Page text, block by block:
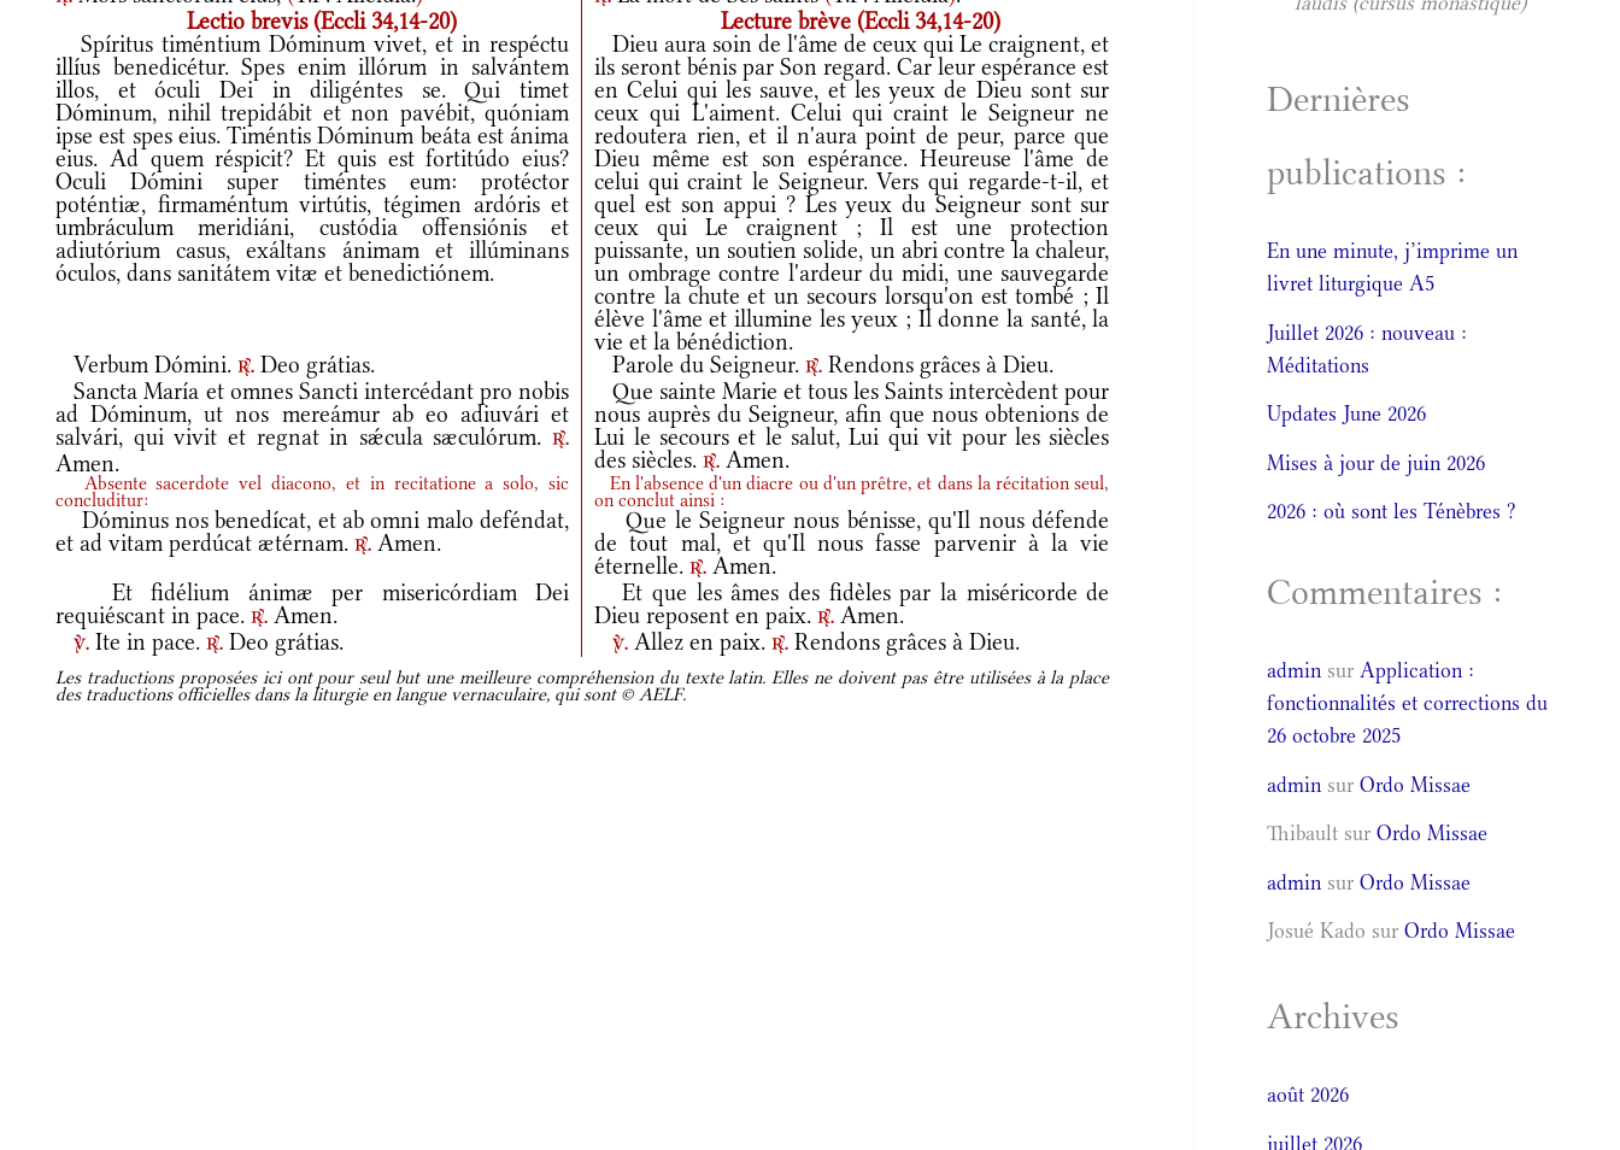
Lectio brevis (Eccli 34,14-20)
Lecture brève (Eccli 34,14-20)
Spíritus timéntium Dóminum vivet, et in respéctu
illíus benedicétur. Spes enim illórum in salvántem
illos, et óculi Dei in diligéntes se. Qui timet
Dóminum, nihil trepidábit et non pavébit, quóniam
ipse est spes eius. Timéntis Dóminum beáta est ánima
eius. Ad quem réspicit? Et quis est fortitúdo eius?
Oculi Dómini super timéntes eum: protéctor
poténtiæ, firmaméntum virtútis, tégimen ardóris et
umbráculum meridiáni, custódia offensiónis et
adiutórium casus, exáltans ánimam et illúminans
óculos, dans sanitátem vitæ et benedictiónem.
Dieu aura soin de l'âme de ceux qui Le craignent, et
ils seront bénis par Son regard. Car leur espérance est
en Celui qui les sauve, et les yeux de Dieu sont sur
ceux qui L'aiment. Celui qui craint le Seigneur ne
redoutera rien, et il n'aura point de peur, parce que
Dieu même est son espérance. Heureuse l'âme de
celui qui craint le Seigneur. Vers qui regarde-t-il, et
quel est son appui ? Les yeux du Seigneur sont sur
ceux qui Le craignent ; Il est une protection
puissante, un soutien solide, un abri contre la chaleur,
un ombrage contre l'ardeur du midi, une sauvegarde
contre la chute et un secours lorsqu'on est tombé ; Il
élève l'âme et illumine les yeux ; Il donne la santé, la
vie et la bénédiction.
Verbum Dómini. r. Deo grátias. Parole du Seigneur.r. Rendons grâces à Dieu.
Sancta María et omnes Sancti intercédant pro nobis
ad Dóminum, ut nos mereámur ab eo adiuvári et
salvári, qui vivit et regnat in sǽcula sæculórum.r.
Amen.
Que sainte Marie et tous les Saints intercèdent pour
nous auprès du Seigneur, afin que nous obtenions de
Lui le secours et le salut, Lui qui vit pour les siècles
des siècles.r. Amen.
Absente sacerdote vel diacono, et in recitatione a solo, sic
concluditur:
En l'absence d'un diacre ou d'un prêtre, et dans la récitation seul,
on conclut ainsi :
Dóminus nos benedícat, et ab omni malo deféndat,
et ad vitam perdúcat ætérnam. r. Amen.
Que le Seigneur nous bénisse, qu'Il nous défende
de tout mal, et qu'Il nous fasse parvenir à la vie
éternelle.r. Amen.
Et fidélium ánimæ per misericórdiam Dei
requiéscant in pace. r. Amen.
Et que les âmes des fidèles par la miséricorde de
Dieu reposent en paix.r. Amen.
v. Ite in pace. r. Deo grátias. v. Allez en paix.r. Rendons grâces à Dieu.
Les traductions proposées ici ont pour seul but une meilleure compréhension du texte latin. Elles ne doivent pas être utilisées à la place
des traductions officielles dans la liturgie en langue vernaculaire, qui sont © AELF.
Dernières
publications :
En une minute, j’imprime un
livret liturgique A5
Juillet 2026 : nouveau :
Méditations
Updates June 2026
Mises à jour de juin 2026
2026 : où sont les Ténèbres ?
Commentaires :
admin surApplication :
fonctionnalités et corrections du
26 octobre 2025
admin surOrdo Missae
Thibault surOrdo Missae
admin surOrdo Missae
Josué Kado surOrdo Missae
Archives
août 2026
juillet 2026